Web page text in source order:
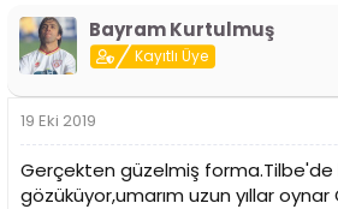
p
k
i
l
:
Bayram Kurtulmuş
Kayıtlı Üye
19 Eki 2019
Gerçekten güzelmiş forma.Tilbe'de
gözüküyor,umarım uzun yıllar